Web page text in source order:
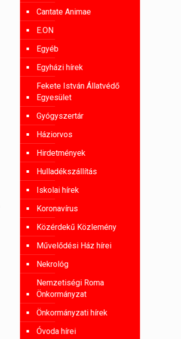
Cantate Animae
E.ON
Egyéb
Egyházi hírek
Fekete István Állatvédő
Egyesület
Gyógyszertár
Háziorvos
Hirdetmények
Hulladékszállítás
Iskolai hírek
Koronavírus
Közérdekű Közlemény
Művelődési Ház hírei
Nekrológ
Nemzetiségi Roma
Önkormányzat
Önkormányzati hírek
Óvoda hírei